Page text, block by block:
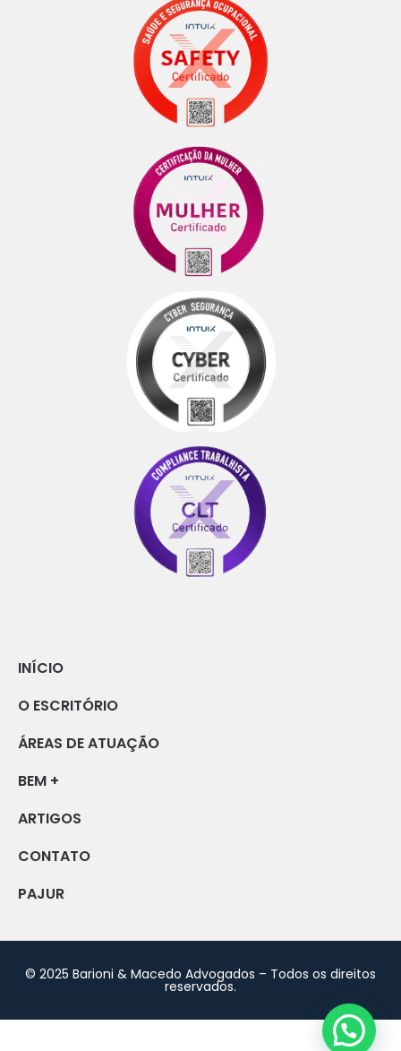
INÍCIO
O ESCRITÓRIO
ÁREAS DE ATUAÇÃO
BEM +
ARTIGOS
CONTATO
PAJUR
© 2025 Barioni & Macedo Advogados – Todos os direitos
reservados.